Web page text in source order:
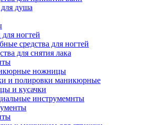
душа
ногтей
средства для ногтей
для снятия лака
ножницы
и полировки маникюрные
и кусачки
инструмемнты